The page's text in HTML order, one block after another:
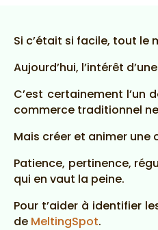
Si c’était si facile, tout le
Aujourd’hui, l’intérêt
C’est certainement
commerce traditionnel
Mais créer et animer une
Patience, pertinence,
qui en vaut la peine.
Pour t’aider à identifier
de MeltingSpot.